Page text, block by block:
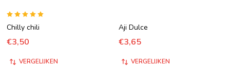
Chilly chili
€3,50
VERGELIJKEN
Aji Dulce
€3,65
VERGELIJKEN